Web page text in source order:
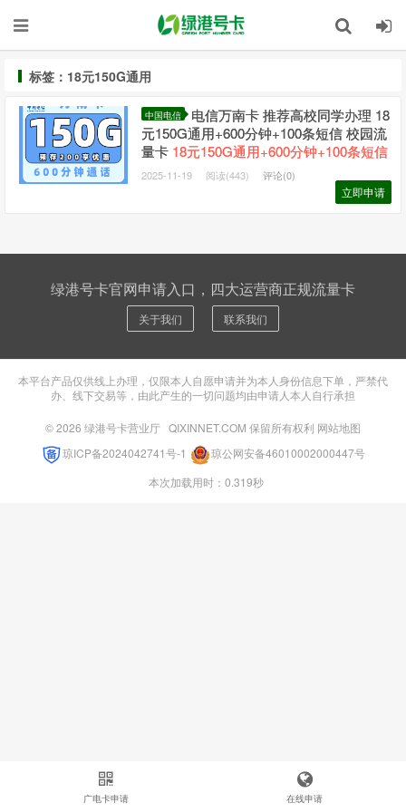
标签：18元150G通用
中国电信
电信万南卡 推荐高校同学办理 18
元150G通用+600分钟+100条短信 校园流
量卡 18元150G通用+600分钟+100条短信
2025-11-19 阅读(443) 评论(0)
立即申请
绿港号卡官网申请入口，四大运营商正规流量卡
关于我们 联系我们
本平台产品仅供线上办理，仅限本人自愿申请并为本人身份信息下单，严禁代
办、线下交易等，由此产生的一切问题均由申请人本人自行承担
© 2026 绿港号卡营业厅 QIXINNET.COM 保留所有权利 网站地图
琼ICP备2024042741号-1
琼公网安备46010002000447号
本次加载用时：0.319秒
广电卡申请 在线申请